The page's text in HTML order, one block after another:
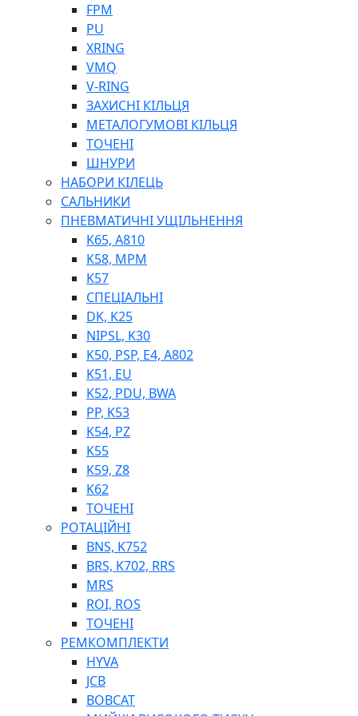
ШЛАНГИ, ТРУБКИ
ШПРИЦИ МАСТИЛЬНІ
ТОСОЛ, АНТИФРИЗ
ОЛИВА-ПАЛИВО
ПОВІТРЯ-ВОДА
ДЛЯ ЗВАРЮВАННЯ
НАПІРНО-ВСМОКТУЮЧІ
ФІЛЬТРИ ДЛЯ ПАЛЬНОГО
ПІДДОНИ ДЛЯ БОЧОК
МОДУЛЬНІ АЗС
МЕТРОЛОГІЧНЕ ОБЛАДНАННЯ
ЛІЧИЛЬНИКИ І ВИТРАТОМІРИ ДЛЯ ПАЛЬНОГО
КОТУШКИ ДЛЯ ШЛАНГІВ
НАСОСИ ДЛЯ ПАЛЬНОГО
МОБІЛЬНІ КОЛОНКИ ТА КОМПЛЕКТИ ЗАПРАВКИ
СТАЦІОНАРНІ КОЛОНКИ
ПІСТОЛЕТИ
КОМПЛЕКТУЮЧІ ДЛЯ РУКАВІВ ВИСОКОГО ТИСКУ
FPM
PU
XRING
VMQ
V-RING
ЗАХИСНІ КІЛЬЦЯ
МЕТАЛОГУМОВІ КІЛЬЦЯ
ТОЧЕНІ
ШНУРИ
НАБОРИ КІЛЕЦЬ
САЛЬНИКИ
ПНЕВМАТИЧНІ УЩІЛЬНЕННЯ
K65, A810
K58, MPM
K57
СПЕЦІАЛЬНІ
DK, K25
NIPSL, K30
K50, PSP, E4, A802
K51, EU
K52, PDU, BWA
PP, K53
K54, PZ
K55
K59, Z8
K62
ТОЧЕНІ
РОТАЦІЙНІ
BNS, K752
BRS, K702, RRS
MRS
ROI, ROS
ТОЧЕНІ
РЕМКОМПЛЕКТИ
HYVA
JCB
BOBCAT